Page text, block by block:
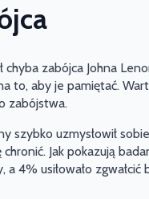
zabójca Johna
to, aby je pamiętać.
zabójstwa.
uzmysłowił
Jak pokazują
4% usiłowało